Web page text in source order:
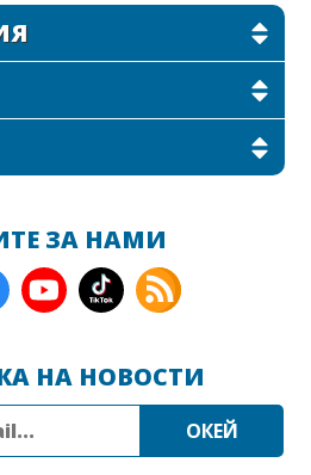
ЗА НАМИ
НА НОВОСТИ